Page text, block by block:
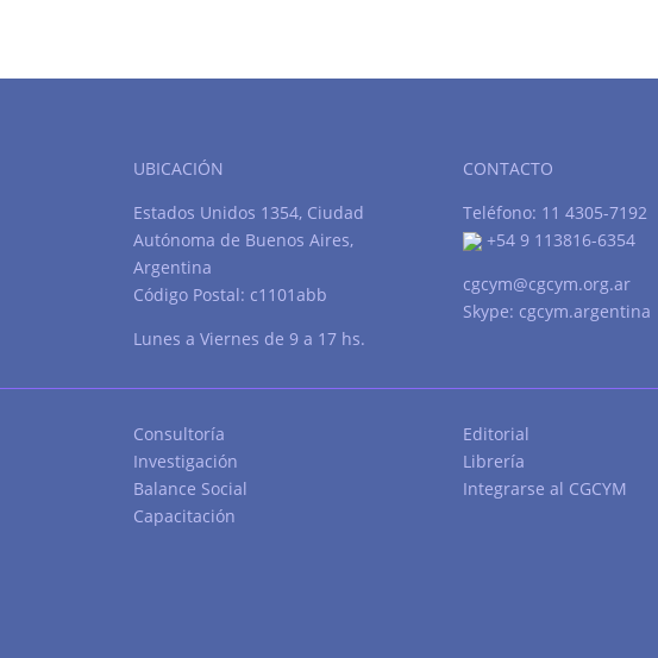
UBICACIÓN
Estados Unidos 1354, Ciudad
Autónoma de Buenos Aires,
Argentina
Código Postal: c1101abb
Lunes a Viernes de 9 a 17 hs.
CONTACTO
Teléfono: 11 4305-7192
+54 9 113816-6354
cgcym@cgcym.org.ar
Skype: cgcym.argentina
Consultoría
Investigación
Balance Social
Capacitación
Editorial
Librería
Integrarse al CGCYM